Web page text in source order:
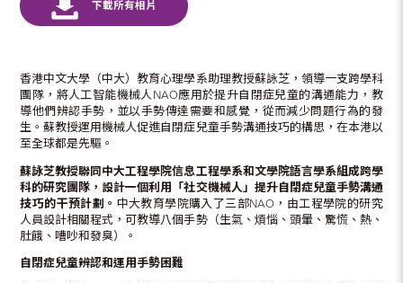
香港中文大學（中大）教育心理學系助理教授蘇詠芝，領導一支跨學科
團隊，將人工智能機械人NAO應用於提升自閉症兒童的溝通能力，教
導他們辨認手勢，並以手勢傳達需要和感覺，從而減少問題行為的發
生。蘇教授運用機械人促進自閉症兒童手勢溝通技巧的構思，在本港以
至全球都是先驅。
蘇詠芝教授聯同中大工程學院信息工程學系和文學院語言學系組成跨學
科的研究團隊，設計一個利用「社交機械人」提升自閉症兒童手勢溝通
技巧的干預計劃。 中大教育學院購入了三部NAO，由工程學院的研究
人員設計相關程式，可教導八個手勢（生氣、煩惱、頭暈、驚慌、熱、
肚餓、嘈吵和發臭）。
自閉症兒童辨認和運用手勢困難